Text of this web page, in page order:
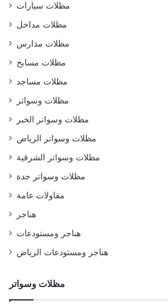
مظلات سيارات
مظلات مداخل
مظلات مدارس
مظلات مسابح
مظلات مساجد
مظلات وسواتر
مظلات وسواتر الخبر
مظلات وسواتر الرياض
مظلات وسواتر الشرقية
مظلات وسواتر جدة
مقاولات عامة
هناجر
هناجر ومستودعات
هناجر ومستودعات الرياض
مظلات وسواتر